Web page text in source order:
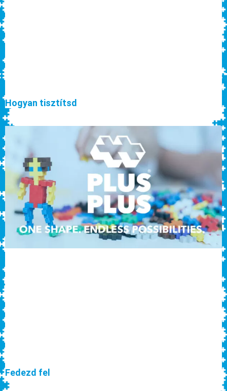
Hogyan tisztítsd
Fedezd fel